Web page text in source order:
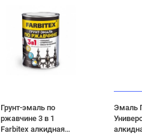
Грунт-эмаль по
ржавчине 3 в 1
Farbitex алкидная
Эмаль